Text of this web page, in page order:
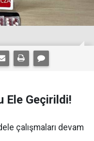
Ele Geçirildi!
çalışmaları devam